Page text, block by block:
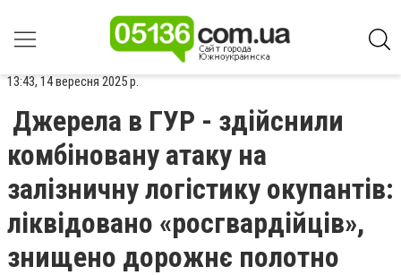
13:43, 14 вересня 2025 р.
Джерела в ГУР - здійснили
комбіновану атаку на
залізничну логістику окупантів:
ліквідовано «росгвардійців»,
знищено дорожнє полотно